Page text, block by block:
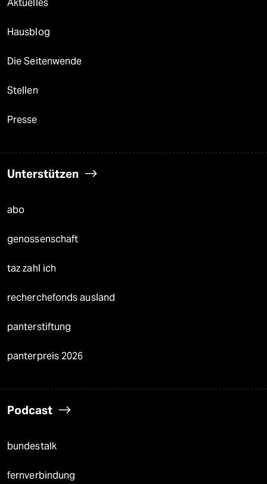
Aktuelles
Hausblog
Die Seitenwende
Stellen
Presse
Unterstützen
abo
genossenschaft
taz zahl ich
recherchefonds ausland
panterstiftung
panterpreis 2026
Podcast
bundestalk
fernverbindung